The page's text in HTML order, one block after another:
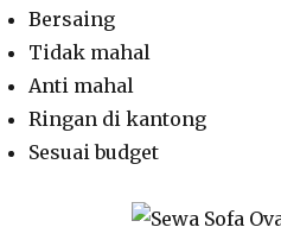
Bersaing
Tidak mahal
Anti mahal
Ringan di kantong
Sesuai budget